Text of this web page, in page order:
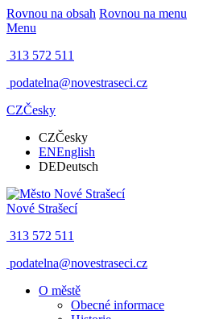
Rovnou na obsah Rovnou na menu
Menu
313 572 511
podatelna@novestraseci.cz
CZČesky
CZČesky
ENEnglish
DEDeutsch
Nové Strašecí
313 572 511
podatelna@novestraseci.cz
O městě
Obecné informace